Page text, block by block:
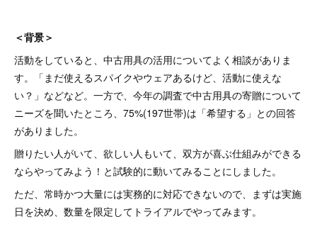
＜背景＞
活動をしていると、中古用具の活用についてよく相談がありま
す。「まだ使えるスパイクやウェアあるけど、活動に使えな
い？」などなど。一方で、今年の調査で中古用具の寄贈について
ニーズを聞いたところ、75%(197世帯)は「希望する」との回答
がありました。
贈りたい人がいて、欲しい人もいて、双方が喜ぶ仕組みができる
ならやってみよう！と試験的に動いてみることにしました。
ただ、常時かつ大量には実務的に対応できないので、まずは実施
日を決め、数量を限定してトライアルでやってみます。